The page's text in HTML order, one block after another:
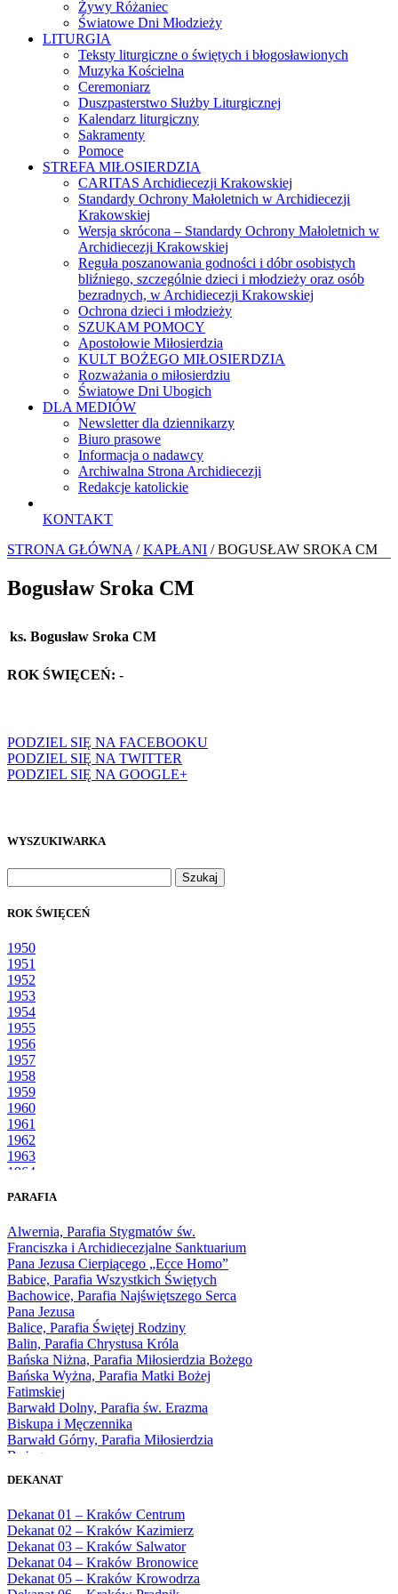
Żywy Różaniec
Światowe Dni Młodzieży
LITURGIA
Teksty liturgiczne o świętych i błogosławionych
Muzyka Kościelna
Ceremoniarz
Duszpasterstwo Służby Liturgicznej
Kalendarz liturgiczny
Sakramenty
Pomoce
STREFA MIŁOSIERDZIA
CARITAS Archidiecezji Krakowskiej
Standardy Ochrony Małoletnich w Archidiecezji
Krakowskiej
Wersja skrócona – Standardy Ochrony Małoletnich w
Archidiecezji Krakowskiej
Reguła poszanowania godności i dóbr osobistych
bliźniego, szczególnie dzieci i młodzieży oraz osób
bezradnych, w Archidiecezji Krakowskiej
Ochrona dzieci i młodzieży
SZUKAM POMOCY
Apostołowie Miłosierdzia
KULT BOŻEGO MIŁOSIERDZIA
Rozważania o miłosierdziu
Światowe Dni Ubogich
DLA MEDIÓW
Newsletter dla dziennikarzy
Biuro prasowe
Informacja o nadawcy
Archiwalna Strona Archidiecezji
Redakcje katolickie
KONTAKT
STRONA GŁÓWNA /KAPŁANI / BOGUSŁAW SROKA CM
Bogusław Sroka CM
ks. Bogusław Sroka CM
ROK ŚWIĘCEŃ: -
PODZIEL SIĘ NA FACEBOOKU
PODZIEL SIĘ NA TWITTER
PODZIEL SIĘ NA GOOGLE+
WYSZUKIWARKA
ROK ŚWIĘCEŃ
1950
1951
1952
1953
1954
1955
1956
1957
1958
1959
1960
1961
1962
1963
1964
1966
1968
1969
1970
1971
1972
1973
1974
1975
1976
1977
1978
1979
1980
1981
1983
1985
1986
1987
1988
1989
1990
PARAFIA
Alwernia, Parafia Stygmatów św.
Franciszka i Archidiecezjalne Sanktuarium
Pana Jezusa Cierpiącego „Ecce Homo”
Babice, Parafia Wszystkich Świętych
Bachowice, Parafia Najświętszego Serca
Pana Jezusa
Balice, Parafia Świętej Rodziny
Balin, Parafia Chrystusa Króla
Bańska Niżna, Parafia Miłosierdzia Bożego
Bańska Wyżna, Parafia Matki Bożej
Fatimskiej
Barwałd Dolny, Parafia św. Erazma
Biskupa i Męczennika
Barwałd Górny, Parafia Miłosierdzia
Bożego
Bęczarka, Parafia Matki Boskiej
Będkowice, Parafia Najświętszej Maryi
Panny Królowej
Białka Górna, Parafia Matki Bożej
Królowej Rodzin
Białka Tatrzańska, Parafia Świętych
DEKANAT
Dekanat 01 – Kraków Centrum
Dekanat 02 – Kraków Kazimierz
Dekanat 03 – Kraków Salwator
Dekanat 04 – Kraków Bronowice
Dekanat 05 – Kraków Krowodrza